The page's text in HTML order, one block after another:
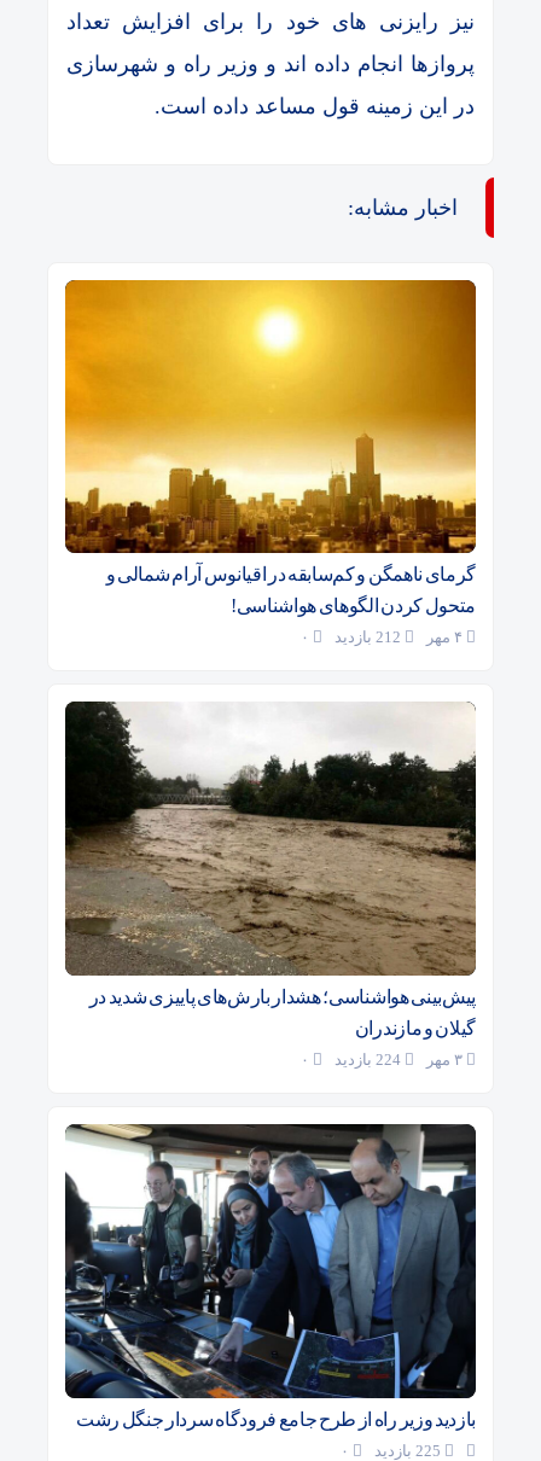
نیز رایزنی های خود را برای افزایش تعداد
پروازها انجام داده اند و وزیر راه و شهرسازی
در این زمینه قول مساعد داده است.
اخبار مشابه:
گرمای ناهمگن و کم‌سابقه در اقیانوس آرام شمالی و
متحول کردن الگوهای هواشناسی!
۰
پیش‌بینی هواشناسی؛ هشدار بارش‌های پاییزی شدید در
گیلان و مازندران
۰
بازدید وزیر راه از طرح جامع فرودگاه سردار جنگل رشت
۰